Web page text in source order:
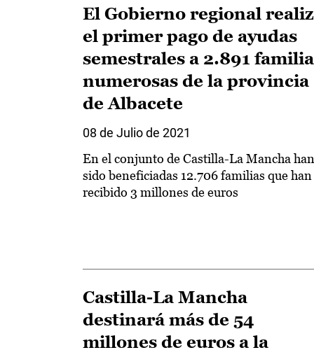
El Gobierno regional
el primer pago de ayudas
semestrales a 2.891
numerosas de la provincia
de Albacete
08 de Julio de 2021
En el conjunto de Castilla-La Mancha han
sido beneficiadas 12.706 familias que han
recibido 3 millones de euros
Castilla-La Mancha
destinará más de 54
millones de euros a la